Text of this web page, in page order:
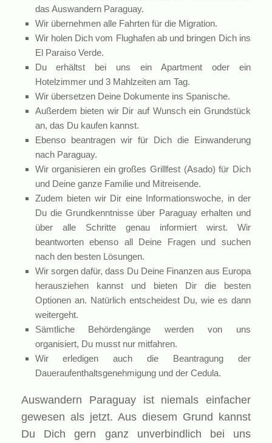
das Auswandern Paraguay.
Wir übernehmen alle Fahrten für die Migration.
Wir holen Dich vom Flughafen ab und bringen Dich ins
El Paraiso Verde.
Du erhältst bei uns ein Apartment oder ein
Hotelzimmer und 3 Mahlzeiten am Tag.
Wir übersetzen Deine Dokumente ins Spanische.
Außerdem bieten wir Dir auf Wunsch ein Grundstück
an, das Du kaufen kannst.
Ebenso beantragen wir für Dich die Einwanderung
nach Paraguay.
Wir organisieren ein großes Grillfest (Asado) für Dich
und Deine ganze Familie und Mitreisende.
Zudem bieten wir Dir eine Informationswoche, in der
Du die Grundkenntnisse über Paraguay erhalten und
über alle Schritte genau informiert wirst. Wir
beantworten ebenso all Deine Fragen und suchen
nach den besten Lösungen.
Wir sorgen dafür, dass Du Deine Finanzen aus Europa
herausziehen kannst und bieten Dir die besten
Optionen an. Natürlich entscheidest Du, wie es dann
weitergeht.
Sämtliche Behördengänge werden von uns
organisiert, Du musst nur mitfahren.
Wir erledigen auch die Beantragung der
Daueraufenthaltsgenehmigung und der Cedula.
Auswandern Paraguay ist niemals einfacher
gewesen als jetzt. Aus diesem Grund kannst
Du Dich gern ganz unverbindlich bei uns